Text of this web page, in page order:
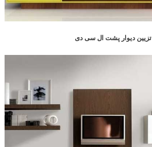
تزیین دیوار پشت ال سی دی